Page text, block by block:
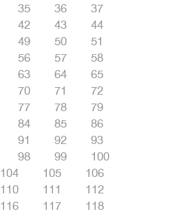
35 36
37
42 43
44
49 50
51
56 57
58
63 64
65
70 71
72
77 78
79
84 85
86
91 92
93
98 99
100
104 105
106
110 111
112
116 117
118